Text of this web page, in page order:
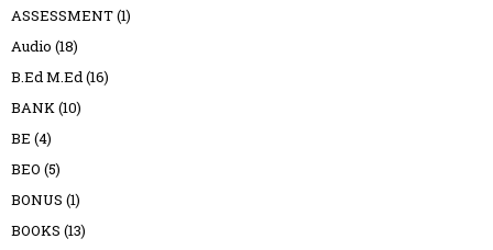
ASSESSMENT(1)
Audio (18)
B.Ed M.Ed(16)
BANK(10)
BE (4)
BEO (5)
BONUS (1)
BOOKS (13)